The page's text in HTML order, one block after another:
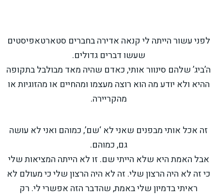
לפני עשור הייתה לי קנאה אדירה בחברים סטארטאפיסטים
שעשו דברים גדולים.
ה’ביג’ שלהם סינוור אותי, כאדם שהיה מאד מבולבל בתקופה
ההיא ולא יודע מה הוא רוצה מעצמו ומהחיים או מהזוגיות או
מהקריירה.
זה אכל אותי מבפנים שאני לא ‘שם’, כמוהם ואני לא עושה
גם, כמוהם.
אבל האמת היא שלא הייתי שם. זו לא הייתה המציאות שלי
כי זה לא היה הרצון שלי. זה לא היה הרצון שלי כי מעולם לא
ראיתי בדמיון שלי באמת, שהדבר הזה אפשרי לי. רק